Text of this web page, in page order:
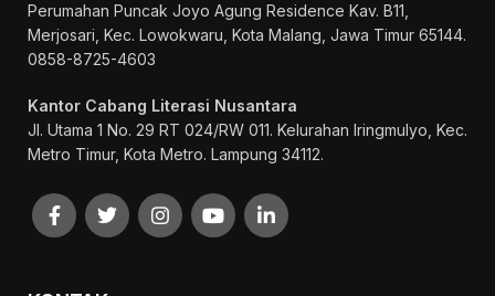
Perumahan Puncak Joyo Agung Residence Kav. B11,
Merjosari, Kec. Lowokwaru, Kota Malang, Jawa Timur 65144.
0858-8725-4603
Kantor Cabang Literasi Nusantara
Jl. Utama 1 No. 29 RT 024/RW 011. Kelurahan Iringmulyo, Kec.
Metro Timur, Kota Metro. Lampung 34112.